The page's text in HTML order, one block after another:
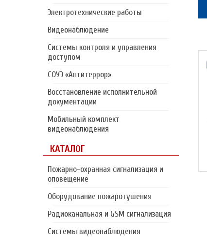
Электротехнические работы
Видеонаблюдение
Системы контроля и управления
доступом
СОУЭ «Антитеррор»
Восстановление исполнительной
документации
Мобильный комплект
видеонаблюдения
КАТАЛОГ
Пожарно-охранная сигнализация и
оповещение
Оборудование пожаротушения
Радиоканальная и GSM сигнализация
Системы видеонаблюдения